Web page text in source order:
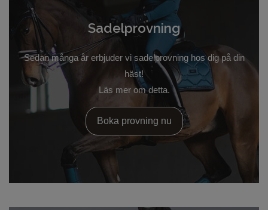
Sadelprovning
Sedan många år erbjuder vi sadelprovning hos dig på din
häst!
Läs mer om detta.
Boka provning nu